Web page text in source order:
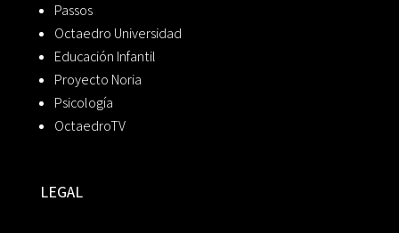
Passos
Octaedro Universidad
Educación Infantil
Proyecto Noria
Psicología
OctaedroTV
LEGAL